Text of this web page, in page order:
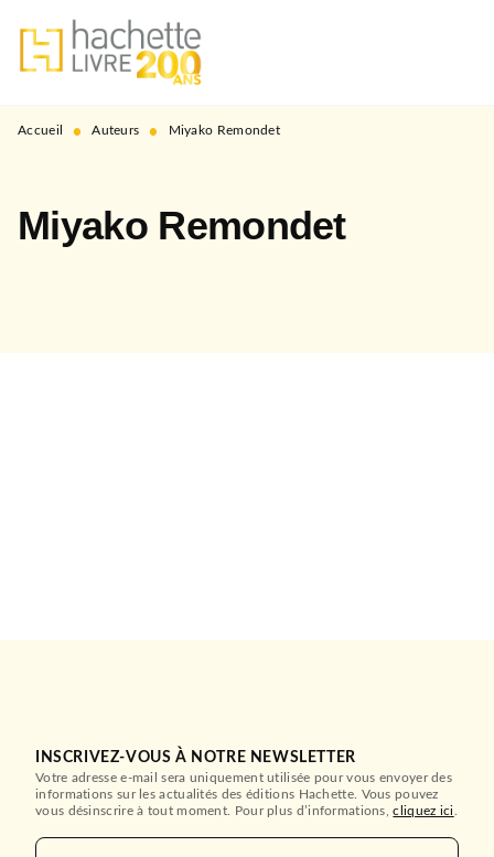
MENU RECHERCHE
PIED DE PAGE
Accueil • Auteurs • Miyako Remondet
Miyako Remondet
INSCRIVEZ-VOUS À NOTRE NEWSLETTER
Votre adresse e-mail sera uniquement utilisée pour vous envoyer des
informations sur les actualités des éditions Hachette. Vous pouvez
vous désinscrire à tout moment. Pour plus d’informations,cliquez ici